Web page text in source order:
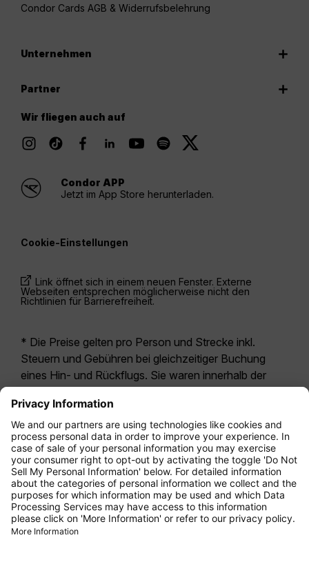
Condor Cards AGB & Widerrufsbelehrung
Unternehmen
Partner
Wir fliegen auch auf
Condor APP
Jetzt im App Store herunterladen.
Cookie-Einstellungen
Link öffnet sich in einem neuen Fenster. Externe
Webseiten entsprechen möglicherweise nicht den
Richtlinien für Barrierefreiheit.
* Die Preise gelten pro Person und Strecke inkl.
Steuern und Gebühren bei gleichzeitiger Buchung
eines Hin- und Rückflugs. Sie waren innerhalb der
möglicherweise nicht mehr aktuell. Bei den für die
Economy Class angegebenen Tarifen handelt es
sich i.d.R. um Economy Zero, unsere restriktivste
Tarifoption. Es können hierfür zusätzliche Gebühren
fürAufgabegepäck oder für andere optionale
Leistungen anfallen. Es gelten dieAllgemeinen
Geschäftsbedingungen .